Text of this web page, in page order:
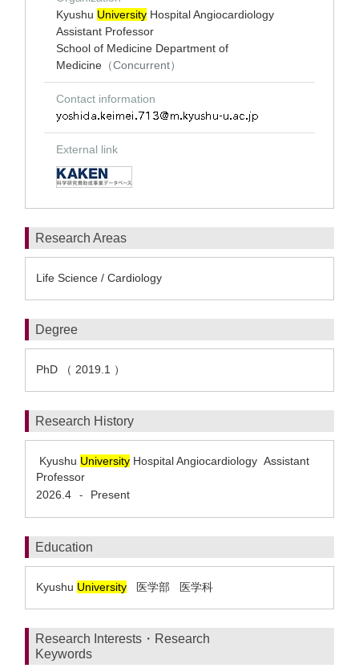
Kyushu University Hospital Angiocardiology
Assistant Professor
School of Medicine Department of
Medicine （Concurrent）
Contact information
External link
Research Areas
Life Science / Cardiology
Degree
PhD （ 2019.1 ）
Research History
Kyushu University Hospital Angiocardiology Assistant
Professor
2026.4
- Present
Education
Kyushu University 医学部 医学科
Research Interests・Research
Keywords